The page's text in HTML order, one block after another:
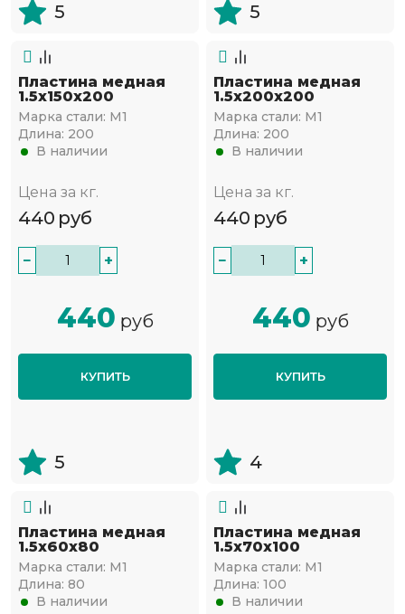
5 5
Пластина медная
1.5х150х200
Марка стали: М1
Длина: 200
В наличии
Цена за кг.
440 руб
− +
440 руб
КУПИТЬ
5
Пластина медная
1.5х200х200
Марка стали: М1
Длина: 200
В наличии
Цена за кг.
440 руб
− +
440 руб
КУПИТЬ
4
Пластина медная
1.5х60х80
Марка стали: М1
Длина: 80
В наличии
Пластина медная
1.5х70х100
Марка стали: М1
Длина: 100
В наличии